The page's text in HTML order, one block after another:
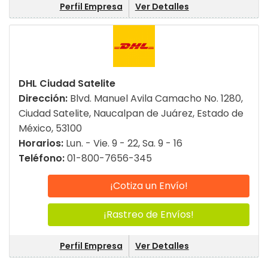
Perfil Empresa Ver Detalles
DHL Ciudad Satelite
Dirección: Blvd. Manuel Avila Camacho No. 1280,
Ciudad Satelite, Naucalpan de Juárez, Estado de
México, 53100
Horarios: Lun. - Vie. 9 - 22, Sa. 9 - 16
Teléfono:01-800-7656-345
¡Cotiza un Envío!
¡Rastreo de Envíos!
Perfil Empresa Ver Detalles